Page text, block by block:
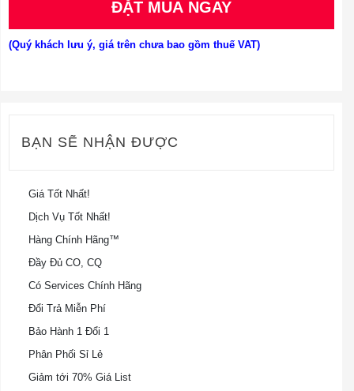
ĐẶT MUA NGAY
(Quý khách lưu ý, giá trên chưa bao gồm thuế VAT)
BẠN SẼ NHẬN ĐƯỢC
Giá Tốt Nhất!
Dịch Vụ Tốt Nhất!
Hàng Chính Hãng™
Đầy Đủ CO, CQ
Có Services Chính Hãng
Đổi Trả Miễn Phí
Bảo Hành 1 Đổi 1
Phân Phối Sỉ Lẻ
Giảm tới 70% Giá List